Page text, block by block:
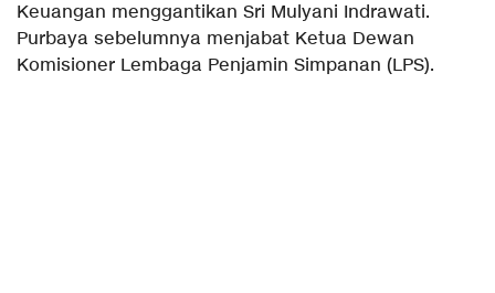
Keuangan menggantikan Sri Mulyani Indrawati.
Purbaya sebelumnya menjabat Ketua Dewan
Komisioner Lembaga Penjamin Simpanan (LPS).